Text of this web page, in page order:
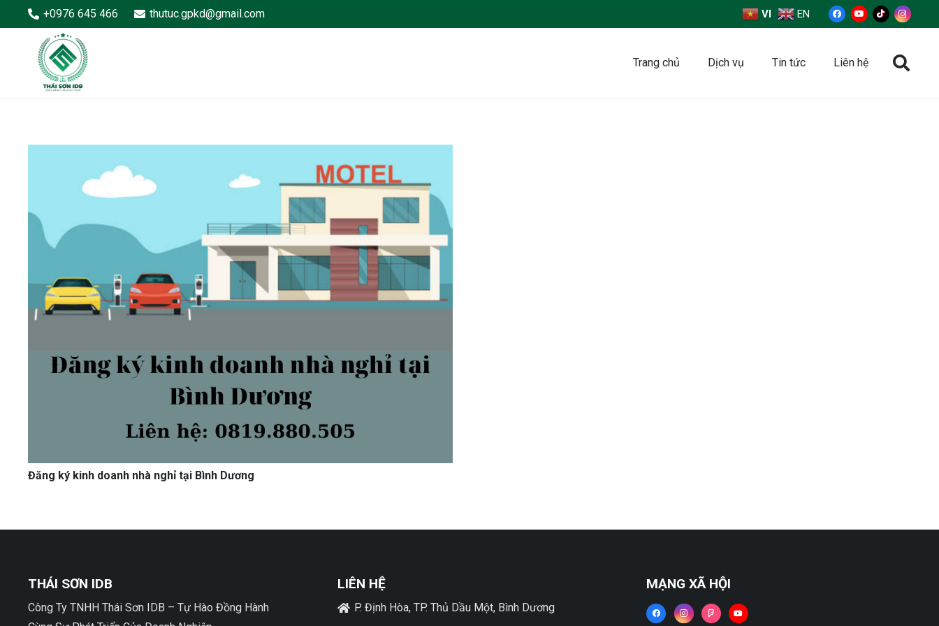
+0976 645 466 thutuc.gpkd@gmail.com VI EN
Trang chủ Dịch vụ Tin tức Liên hệ
Đăng ký kinh doanh nhà nghỉ tại Bình Dương
THÁI SƠN IDB
Công Ty TNHH Thái Sơn IDB – Tự Hào Đồng Hành
LIÊN HỆ
P. Định Hòa, TP. Thủ Dầu Một, Bình Dương
MẠNG XÃ HỘI